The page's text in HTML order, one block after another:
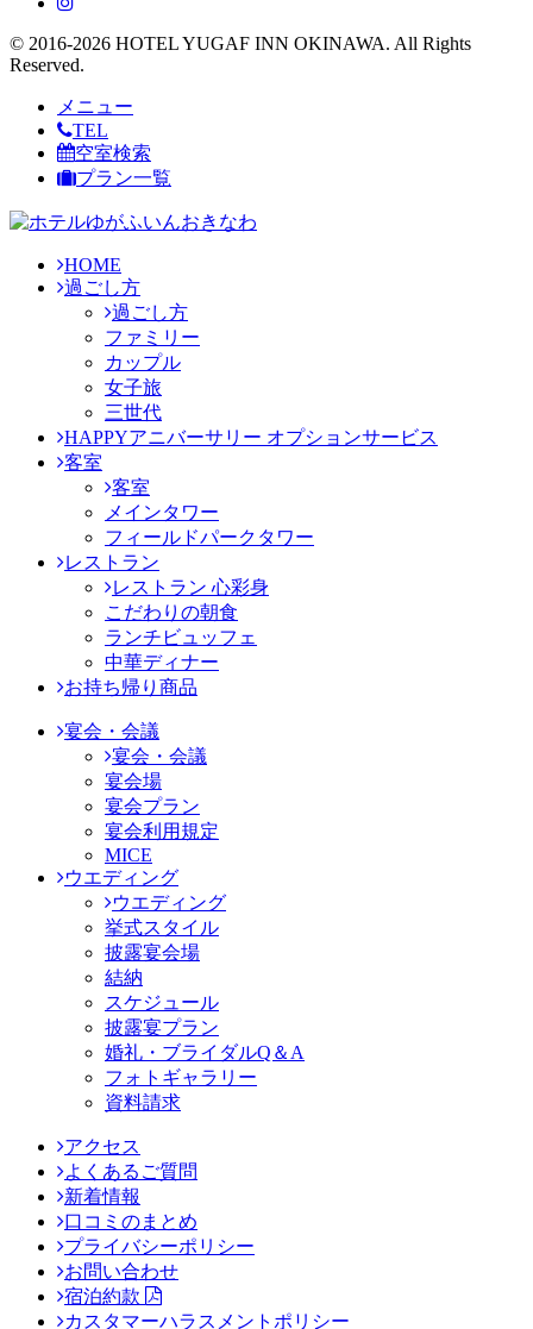
© 2016-2026 HOTEL YUGAF INN OKINAWA. All Rights
Reserved.
メニュー
TEL
空室検索
プラン一覧
HOME
過ごし方
過ごし方
ファミリー
カップル
女子旅
三世代
HAPPYアニバーサリー オプションサービス
客室
客室
メインタワー
フィールドパークタワー
レストラン
レストラン 心彩身
こだわりの朝食
ランチビュッフェ
中華ディナー
お持ち帰り商品
宴会・会議
宴会・会議
宴会場
宴会プラン
宴会利用規定
MICE
ウエディング
ウエディング
挙式スタイル
披露宴会場
結納
スケジュール
披露宴プラン
婚礼・ブライダルQ＆A
フォトギャラリー
資料請求
アクセス
よくあるご質問
新着情報
口コミのまとめ
プライバシーポリシー
お問い合わせ
宿泊約款
カスタマーハラスメントポリシー